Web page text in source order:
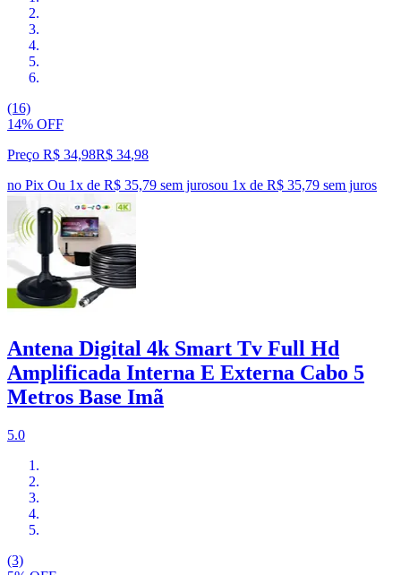
(16)
14% OFF
Preço R$ 34,98R$ 34,98
no Pix Ou 1x de R$ 35,79 sem jurosou 1x de R$ 35,79 sem juros
Antena Digital 4k Smart Tv Full Hd
Amplificada Interna E Externa Cabo 5
Metros Base Imã
5.0
(3)